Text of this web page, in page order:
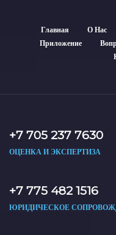
Главная О Нас
Приложение
+7 705 237 7630
ОЦЕНКА И ЭКСПЕРТИЗА
+7 775 482 1516
ЮРИДИЧЕСКОЕ